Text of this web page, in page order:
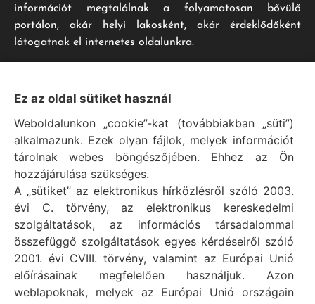
információt megtalálnak a folyamatosan bővülő
portálon, akár helyi lakosként, akár érdeklődőként
látogatnak el internetes oldalunkra.
Impresszum
Vál Község Önkormányzat hivatalos honlapja
Vál Község Önkormányzat © 1996 - 2020
Adószám: 15727079-2-07
Adatvédelmi tájékoztató
Felelős: Bechtold Tamás polgármester
Cím: H-2473 Vál, Vajda János utca 2.
Telefon: +36 (22) 353-411
E-mail: polgarmester@val.hu
Ez az oldal sütiket használ
Weboldalunkon „cookie”-kat (továbbiakban „süti”)
alkalmazunk. Ezek olyan fájlok, melyek információt
tárolnak webes böngészőjében. Ehhez az Ön
hozzájárulása szükséges.
A „sütiket” az elektronikus hírközlésről szóló 2003.
évi C. törvény, az elektronikus kereskedelmi
szolgáltatások, az információs társadalommal
összefüggő szolgáltatások egyes kérdéseiről szóló
2001. évi CVIII. törvény, valamint az Európai Unió
előírásainak megfelelően használjuk. Azon
weblapoknak, melyek az Európai Unió országain